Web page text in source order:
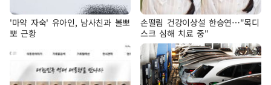
'마약 자숙' 유아인, 남사친과 볼뽀
뽀 근황
손떨림 건강이상설 한승연…"목디
스크 심해 치료 중"